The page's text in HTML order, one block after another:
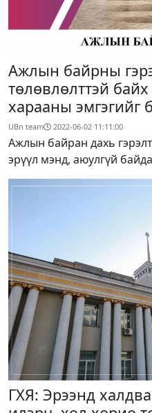
Ажлын байрны
төлөвлөлттэй
харааны эмгэгийг
UBn team 2022-06-02 11:11:00
Ажлын байран дахь
эрүүл мэнд, аюулгүй
ГХЯ: Эрээнд